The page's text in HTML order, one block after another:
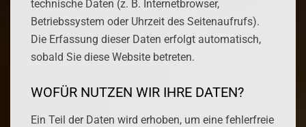
technische Daten (z. B. Internetbrowser,
Betriebssystem oder Uhrzeit des Seitenaufrufs).
Die Erfassung dieser Daten erfolgt automatisch,
sobald Sie diese Website betreten.
WOFÜR NUTZEN WIR IHRE DATEN?
Ein Teil der Daten wird erhoben, um eine fehlerfreie